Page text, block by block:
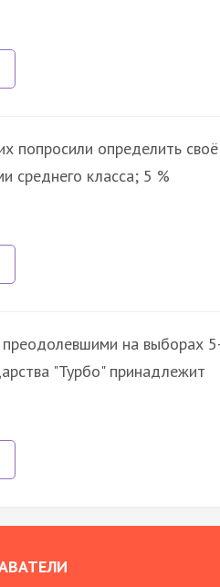
попросили определить своё
среднего класса; 5 %
преодолевшими на выборах
"Турбо" принадлежит